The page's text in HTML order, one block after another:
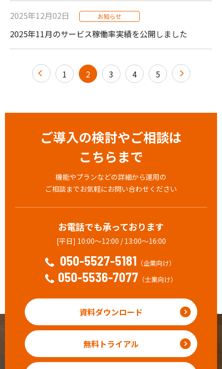
2025年12月02日 お知らせ
2025年11月のサービス稼働率実績を公開しました
1 2 3 4 5
ご導入の検討やご相談は
こちらまで
機能やプランなどの詳細から運用の
ご相談までお気軽にお問い合わせください
お電話でも承っております
[平日] 10:00～12:00 / 13:00～16:00
050-5527-5181 （企業向け）
050-5536-7077 （士業向け）
資料ダウンロード
無料トライアル